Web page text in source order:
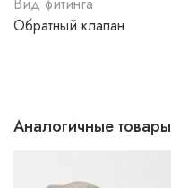
Обратный клапан
Аналогичные товары